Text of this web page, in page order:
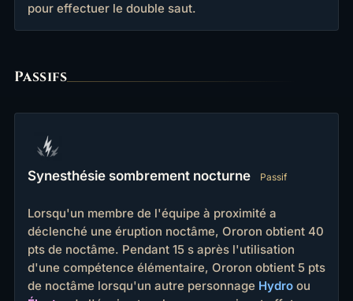
pour effectuer le double saut.
Passifs
Synesthésie sombrement nocturne Passif
Lorsqu'un membre de l'équipe à proximité a
déclenché une éruption noctâme, Ororon obtient 40
pts de noctâme. Pendant 15 s après l'utilisation
d'une compétence élémentaire, Ororon obtient 5 pts
de noctâme lorsqu'un autre personnage Hydroou